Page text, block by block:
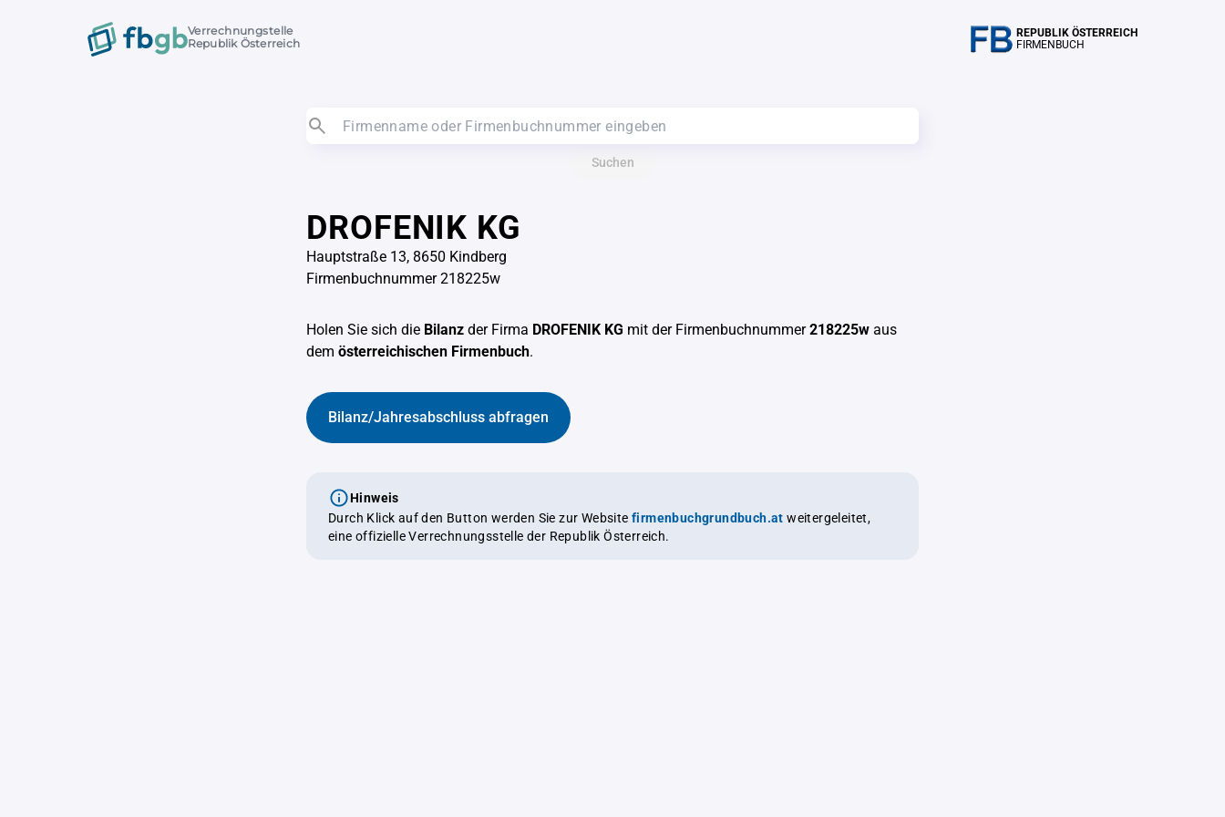
Verrechnungstelle
Republik Österreich
REPUBLIK ÖSTERREICH
FIRMENBUCH
Suchen
DROFENIK KG
Hauptstraße 13, 8650 Kindberg
Firmenbuchnummer 218225w
Holen Sie sich die Bilanz der Firma DROFENIK KG mit der Firmenbuchnummer218225w aus
dem österreichischen Firmenbuch.
Bilanz/Jahresabschluss abfragen
Hinweis
Durch Klick auf den Button werden Sie zur Website firmenbuchgrundbuch.at weitergeleitet,
eine offizielle Verrechnungsstelle der Republik Österreich.